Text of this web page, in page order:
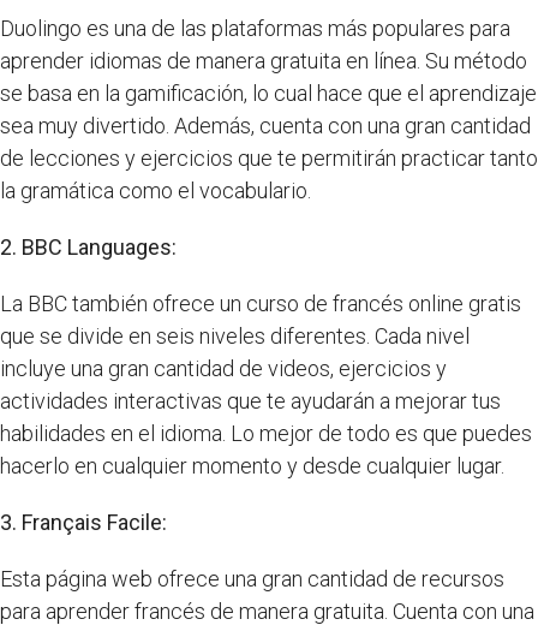
Duolingo es una de las plataformas más populares para
aprender idiomas de manera gratuita en línea. Su método
se basa en la gamificación, lo cual hace que el aprendizaje
sea muy divertido. Además, cuenta con una gran cantidad
de lecciones y ejercicios que te permitirán practicar tanto
la gramática como el vocabulario.
2. BBC Languages:
La BBC también ofrece un curso de francés online gratis
que se divide en seis niveles diferentes. Cada nivel
incluye una gran cantidad de videos, ejercicios y
actividades interactivas que te ayudarán a mejorar tus
habilidades en el idioma. Lo mejor de todo es que puedes
hacerlo en cualquier momento y desde cualquier lugar.
3. Français Facile:
Esta página web ofrece una gran cantidad de recursos
para aprender francés de manera gratuita. Cuenta con una